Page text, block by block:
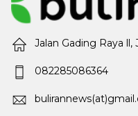
Jalan Gading Raya
082285086364